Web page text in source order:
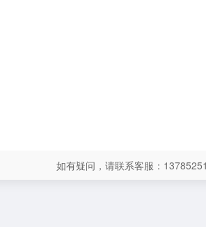
如有疑问，请联系客服：